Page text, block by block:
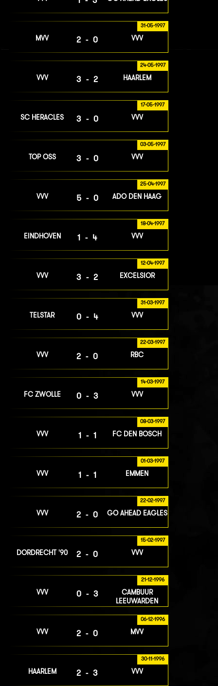
31-05-1997
MVV 2-0 VVV
24-05-1997
VVV 3-2 HAARLEM
17-05-1997
SC HERACLES 3-0 VVV
03-05-1997
TOP OSS 3-0 VVV
25-04-1997
VVV 5-0 ADO DEN HAAG
18-04-1997
EINDHOVEN 1-4 VVV
12-04-1997
VVV 3-2 EXCELSIOR
31-03-1997
TELSTAR 0-4 VVV
22-03-1997
VVV 2-0 RBC
14-03-1997
FC ZWOLLE 0-3 VVV
08-03-1997
VVV 1-1 FC DEN BOSCH
01-03-1997
VVV 1-1 EMMEN
22-02-1997
VVV 2-0 GO AHEAD EAGLES
15-02-1997
DORDRECHT '90 2-0 VVV
21-12-1996
VVV 0-3
CAMBUUR
LEEUWARDEN
06-12-1996
VVV 2-0 MVV
30-11-1996
HAARLEM 2-3 VVV